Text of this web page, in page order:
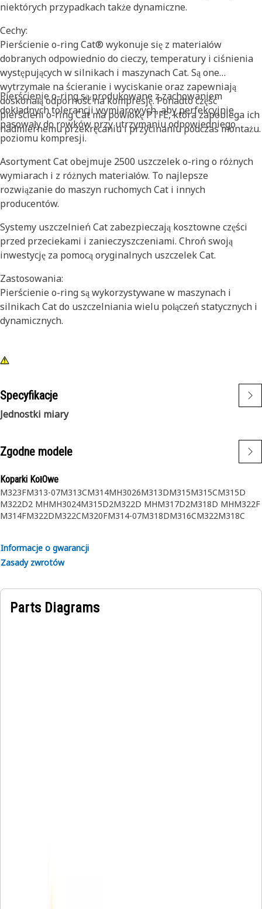
niektórych przypadkach także dynamiczne.
Cechy:
Pierścienie o-ring Cat® wykonuje się z materiałów
dobranych odpowiednio do cieczy, temperatury i ciśnienia
występujących w silnikach i maszynach Cat. Są one
wytrzymałe na ścieranie i wyciskanie oraz zapewniają
doskonałą odporność na kompresję. Ponadto część
pierścieni o-ring Cat ma powłokę PTFE, która zapobiega ich
nadmiernemu przekręcaniu i przycinaniu podczas montażu.
Pierścienie o-ring są produkowane z zachowaniem
dokładnych tolerancji wymiarowych, aby perfekcyjnie
pasowały do rowków przy utrzymaniu odpowiedniego
poziomu kompresji.
Asortyment Cat obejmuje 2500 uszczelek o-ring o różnych
wymiarach i z różnych materiałów. To najlepsze
rozwiązanie do maszyn ruchomych Cat i innych
producentów.
Systemy uszczelnień Cat zabezpieczają kosztowne części
przed przeciekami i zanieczyszczeniami. Chroń swoją
inwestycję za pomocą oryginalnych uszczelek Cat.
Zastosowania:
Pierścienie o-ring są wykorzystywane w maszynach i
silnikach Cat do uszczelniania wielu połączeń statycznych i
dynamicznych.
Specyfikacje
Jednostki miary
Zgodne modele
Koparki KołOwe
M323FM313-07M313CM314MH3026M313DM315M315CM315D
M322D2 MHMH3024M315D2M322D MHM317D2M318D MHM322F
M314FM322DM322CM320FM314-07M318DM316CM322M318C
Informacje o gwarancji
Zasady zwrotów
Parts Diagrams